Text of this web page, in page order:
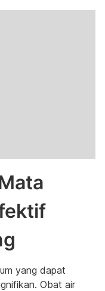
yang dapat
Obat air